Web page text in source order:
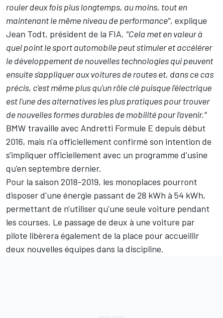
rouler deux fois plus longtemps, au moins, tout en
maintenant le même niveau de performance", explique
Jean Todt, président de la FIA. "Cela met en valeur à
quel point le sport automobile peut stimuler et accélérer
le développement de nouvelles technologies qui peuvent
ensuite s'appliquer aux voitures de routes et, dans ce cas
précis, c'est même plus qu'un rôle clé puisque l'électrique
est l'une des alternatives les plus pratiques pour trouver
de nouvelles formes durables de mobilité pour l'avenir."
BMW travaille avec Andretti Formule E depuis début
2016, mais n'a officiellement confirmé son intention de
s'impliquer officiellement avec un programme d'usine
qu'en septembre dernier.
Pour la saison 2018-2019, les monoplaces pourront
disposer d'une énergie passant de 28 kWh à 54 kWh,
permettant de n'utiliser qu'une seule voiture pendant
les courses. Le passage de deux à une voiture par
pilote libèrera également de la place pour accueillir
deux nouvelles équipes dans la discipline.